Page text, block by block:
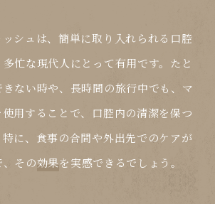
シュは、簡単に取り入れられる口腔
忙な現代人にとって有用です。たと
ない時や、長時間の旅行中でも、マ
用することで、口腔内の清潔を保つ
に、食事の合間や外出先でのケアが
その効果を実感できるでしょう。